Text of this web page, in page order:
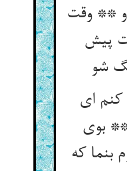
** وقت
پیش
شو
ای
بوی
بنما که